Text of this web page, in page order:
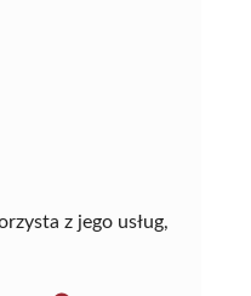
z jego usług,